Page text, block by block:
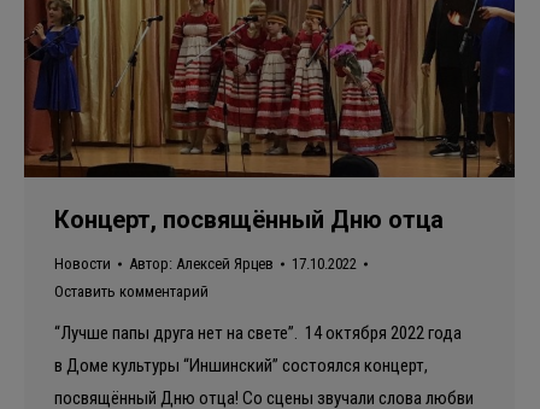
Концерт, посвящённый Дню отца
Новости Автор: Алексей Ярцев
17.10.2022
Оставить комментарий
“Лучше папы друга нет на свете”. 14 октября 2022 года
в Доме культуры “Иншинский” состоялся концерт,
посвящённый Дню отца! Со сцены звучали слова любви